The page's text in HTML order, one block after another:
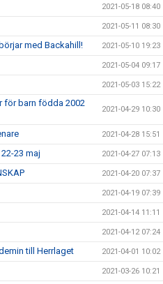
2021-05-18 08:40
2021-05-11 08:30
med Backahill! 2021-05-10 19:23
2021-05-04 09:17
2021-05-03 15:22
för barn födda 2002
2021-04-29 10:30
2021-04-28 15:51
23 maj 2021-04-27 07:13
2021-04-20 07:37
2021-04-19 07:39
2021-04-14 11:11
2021-04-12 07:24
till Herrlaget 2021-04-01 10:02
2021-03-26 10:21